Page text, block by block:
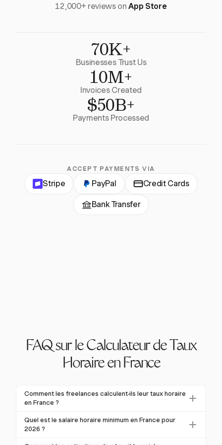
12,000+ reviews onApp Store
70K+
Businesses Trust Us
10M+
Invoices Created
$50B+
Payments Processed
ACCEPT PAYMENTS VIA
Stripe PayPal Credit Cards
Bank Transfer
FAQ sur le Calculateur de Taux
Horaire en France
Comment les freelances calculent-ils leur taux horaire
en France ?
Les freelances en France calculent leur taux horaire
en tenant compte à la fois des revenus bruts et des
Quel est le salaire horaire minimum en France pour
2026 ?
À partir du 1er janvier 2026, le salaire horaire brut